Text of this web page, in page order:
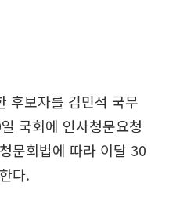
후보자를 김민석 국무
국회에 인사청문요청
문회법에 따라 이달 30
다.